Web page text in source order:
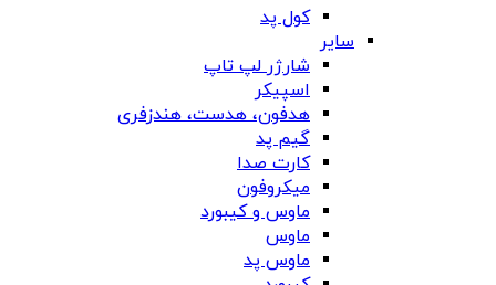
کول پد
سایر
شارژر لپ تاپ
اسپیکر
هدفون، هدست، هندزفری
گیم پد
کارت صدا
میکروفون
ماوس و کیبورد
ماوس
ماوس پد